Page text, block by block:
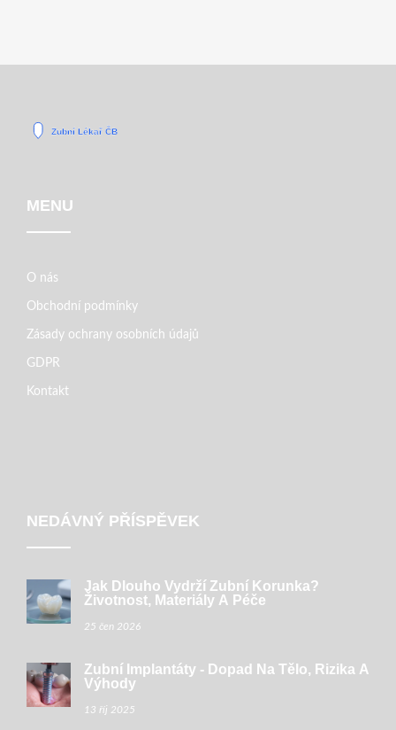
MENU
O nás
Obchodní podmínky
Zásady ochrany osobních údajů
GDPR
Kontakt
NEDÁVNÝ PŘÍSPĚVEK
Jak Dlouho Vydrží Zubní Korunka?
Životnost, Materiály A Péče
25 čen 2026
Zubní Implantáty - Dopad Na Tělo, Rizika A
Výhody
13 říj 2025